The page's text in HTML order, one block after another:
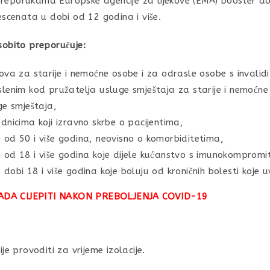
u dobi od 12 godina i više.
preporučuje:
za starije i nemoćne osobe i za odrasle osobe s
kod pružatelja usluge smještaja za starije i
smještaja,
koji izravno skrbe o pacijentima,
50 i više godina, neovisno o komorbiditetima,
18 i više godina koje dijele kućanstvo s
dobi 18 i više godina koje boluju od kroničnih bolesti koje
CIJEPITI NAKON PREBOLJENJA COVID-19
provoditi za vrijeme izolacije.